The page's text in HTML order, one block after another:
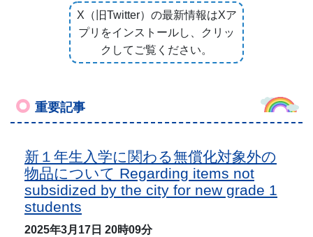
X（旧Twitter）の最新情報はXア
プリをインストールし、クリッ
クしてご覧ください。
重要記事
新１年生入学に関わる無償化対象外の
物品について Regarding items not
subsidized by the city for new grade 1
students
2025年3月17日 20時09分